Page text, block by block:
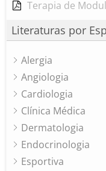
Terapia de
Literaturas por
Alergia
Angiologia
Cardiologia
Clínica Médica
Dermatologia
Endocrinologia
Esportiva